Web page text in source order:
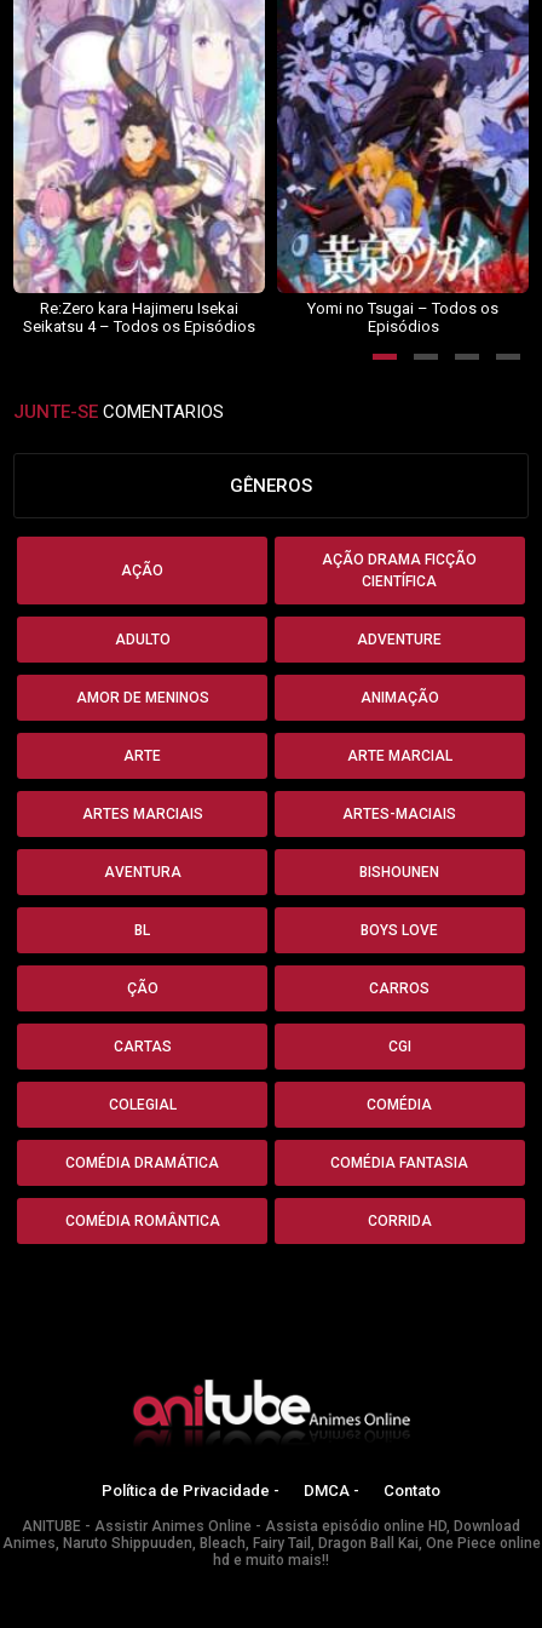
Re:Zero kara Hajimeru Isekai
Seikatsu 4 – Todos os Episódios
Yomi no Tsugai – Todos os
Episódios
JUNTE-SE COMENTARIOS
GÊNEROS
AÇÃO
AÇÃO DRAMA FICÇÃO
CIENTÍFICA
ADULTO ADVENTURE
AMOR DE MENINOS ANIMAÇÃO
ARTE ARTE MARCIAL
ARTES MARCIAIS ARTES-MACIAIS
AVENTURA BISHOUNEN
BL BOYS LOVE
ÇÃO CARROS
CARTAS CGI
COLEGIAL COMÉDIA
COMÉDIA DRAMÁTICA COMÉDIA FANTASIA
COMÉDIA ROMÂNTICA CORRIDA
Política de Privacidade - DMCA - Contato
ANITUBE - Assistir Animes Online - Assista episódio online HD, Download
Animes, Naruto Shippuuden, Bleach, Fairy Tail, Dragon Ball Kai, One Piece online
hd e muito mais!!